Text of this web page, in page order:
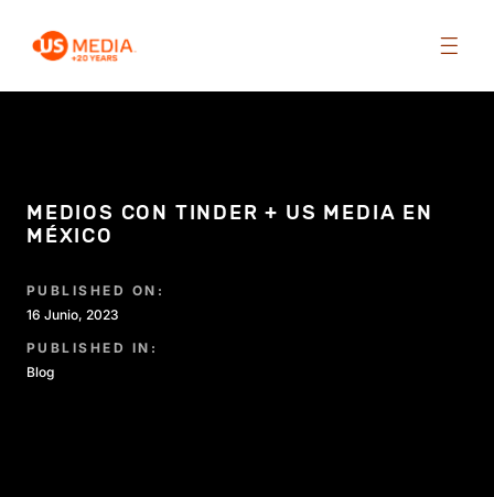
MEDIOS CON TINDER + US MEDIA EN
MÉXICO
PUBLISHED ON:
16 Junio, 2023
PUBLISHED IN:
Blog